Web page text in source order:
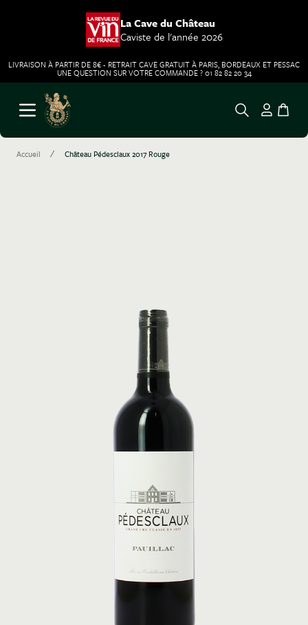
La Cave du Château
Caviste de l'année 2026
LIVRAISON À PARTIR DE 8€ - RETRAIT CAVE GRATUIT À PARIS, BORDEAUX ET PESSAC
UNE QUESTION SUR VOTRE COMMANDE ? 01 82 82 20 34
Aller au contenu
Ouvrir le menu
Accueil / Château Pédesclaux 2017 Rouge